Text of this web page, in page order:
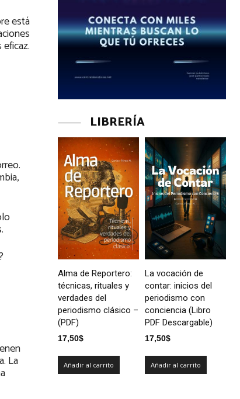
está
La
LIBRERÍA
Alma de Reportero:
técnicas, rituales y
verdades del
periodismo clásico –
(PDF)
17,50$
Añadir al carrito
La vocación de
contar: inicios del
periodismo con
conciencia (Libro
PDF Descargable)
17,50$
Añadir al carrito